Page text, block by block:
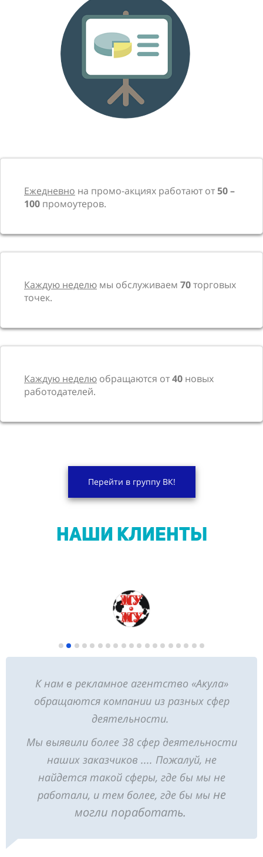
Ежедневно на промо-акциях работают от50 –
100 промоутеров.
Каждую неделю мы обслуживаем 70торговых
точек.
Каждую неделю обращаются от40 новых
работодателей.
Перейти в группу ВК!
НАШИ КЛИЕНТЫ
К нам в рекламное агентство «Акула»
обращаются компании из разных сфер
деятельности.
Мы выявили более 38 сфер деятельности
наших заказчиков .... Пожалуй, не
найдется такой сферы, где бы мы не
работали, и тем более, где бы мы не
могли поработать.